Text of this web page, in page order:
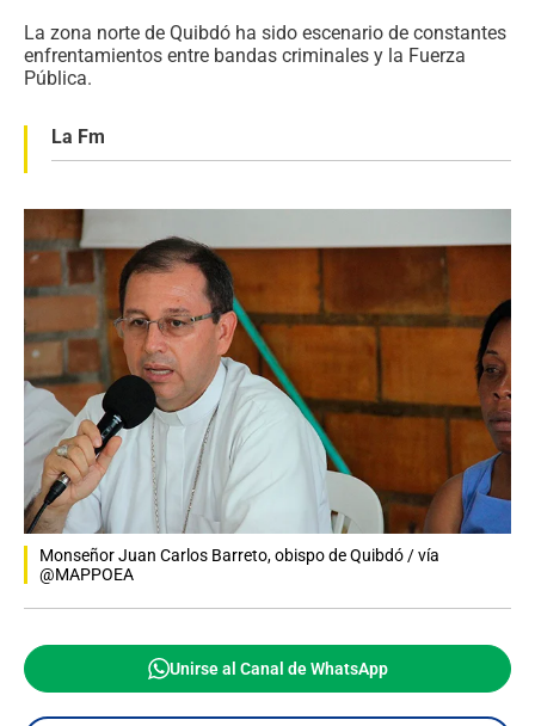
La zona norte de Quibdó ha sido escenario de constantes
enfrentamientos entre bandas criminales y la Fuerza
Pública.
La Fm
Monseñor Juan Carlos Barreto, obispo de Quibdó / vía
@MAPPOEA
Unirse al Canal de WhatsApp